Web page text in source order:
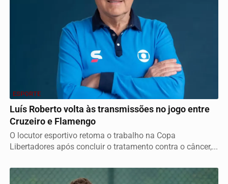
ESPORTE
Luís Roberto volta às transmissões no jogo entre
Cruzeiro e Flamengo
O locutor esportivo retoma o trabalho na Copa
Libertadores após concluir o tratamento contra o câncer,...